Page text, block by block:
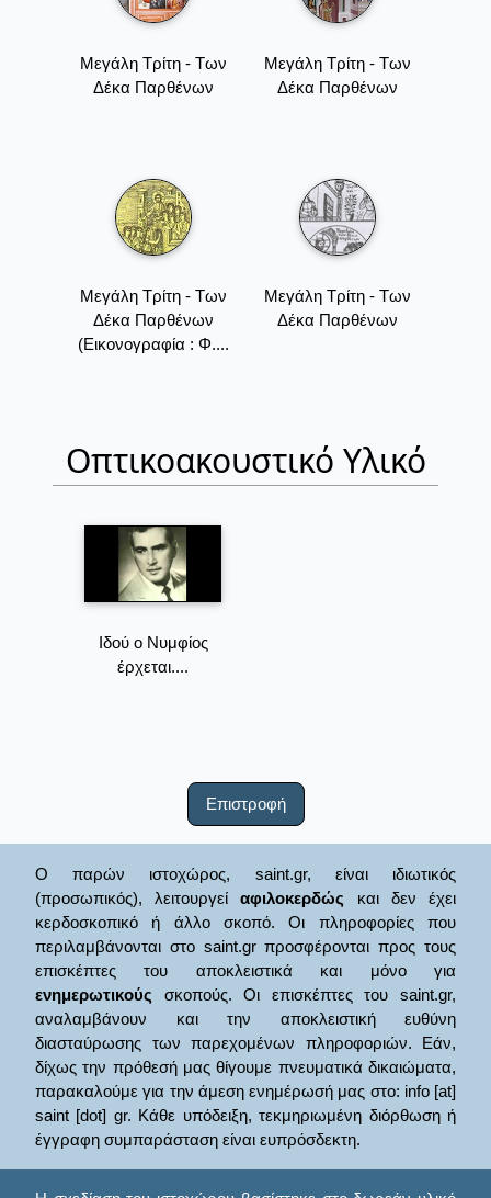
Μεγάλη Τρίτη - Των
Δέκα Παρθένων
Μεγάλη Τρίτη - Των
Δέκα Παρθένων
Μεγάλη Τρίτη - Των
Δέκα Παρθένων
(Εικονογραφία : Φ....
Μεγάλη Τρίτη - Των
Δέκα Παρθένων
Οπτικοακουστικό Υλικό
Ιδού ο Νυμφίος
έρχεται....
Επιστροφή
Ο παρών ιστοχώρος, saint.gr, είναι ιδιωτικός
(προσωπικός), λειτουργείαφιλοκερδώς και δεν έχει
κερδοσκοπικό ή άλλο σκοπό. Οι πληροφορίες που
περιλαμβάνονται στο saint.gr προσφέρονται προς τους
επισκέπτες του αποκλειστικά και μόνο για
ενημερωτικούς σκοπούς. Οι επισκέπτες του saint.gr,
αναλαμβάνουν και την αποκλειστική ευθύνη
διασταύρωσης των παρεχομένων πληροφοριών. Εάν,
δίχως την πρόθεσή μας θίγουμε πνευματικά δικαιώματα,
παρακαλούμε για την άμεση ενημέρωσή μας στο: info [at]
saint [dot] gr. Κάθε υπόδειξη, τεκμηριωμένη διόρθωση ή
έγγραφη συμπαράσταση είναι ευπρόσδεκτη.